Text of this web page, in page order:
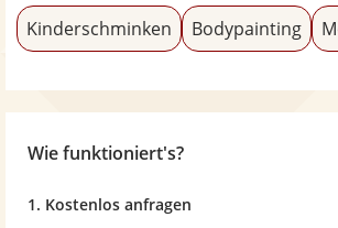
Kinderschminken Bodypainting
Wie funktioniert's?
1. Kostenlos anfragen